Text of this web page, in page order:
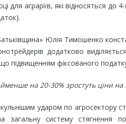
для аграріїв, які відносяться до
Юлія Тимошенко
додатково
підвищенням фіксованого
на 20-30% зростуть ціни на
ударом по агросектору
загальну систему стягнення